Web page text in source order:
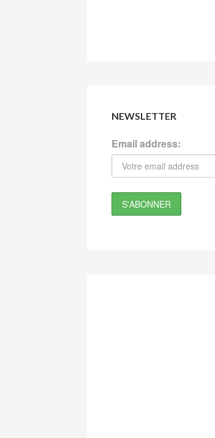
NEWSLETTER
Email address: